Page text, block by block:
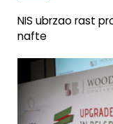
NIS ubrzao rast
nafte